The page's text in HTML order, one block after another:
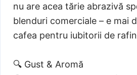
nu are acea tărie abrazivă
blenduri comerciale – e mai
cafea pentru iubitorii de
🔍 Gust & Aromă